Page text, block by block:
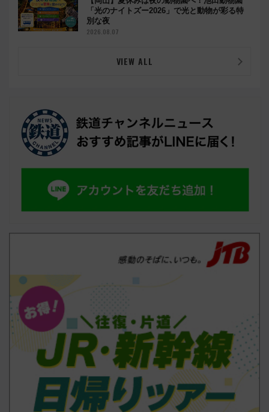
「光のナイトズー2026」で光と動物が彩る特
別な夜
2026.08.07
VIEW ALL